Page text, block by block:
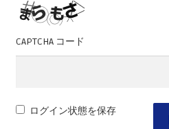
見積発行
CAPTCHA コード
ログイン状態を保存